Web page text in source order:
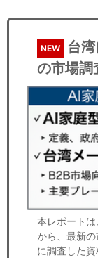
NEW
台
の市場調
本レポート
から、最新
に調査した